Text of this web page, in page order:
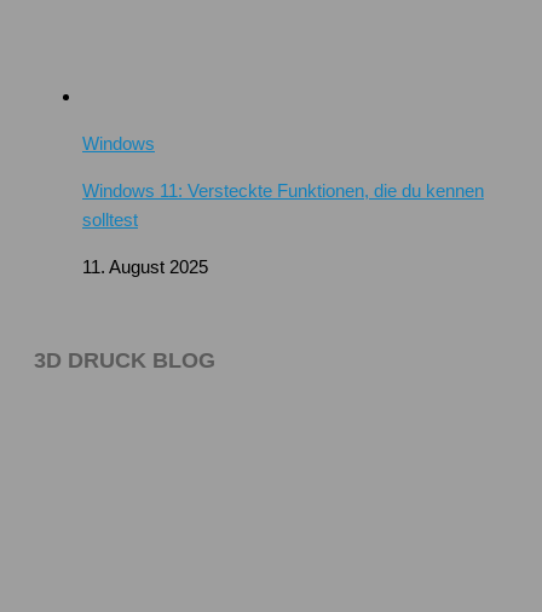
Windows
Windows 11: Versteckte Funktionen, die du kennen
solltest
11. August 2025
3D DRUCK BLOG